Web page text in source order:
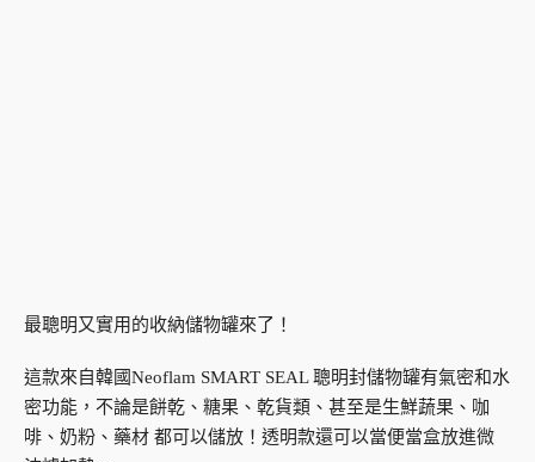
最聰明又實用的收納儲物罐來了！
這款來自韓國Neoflam SMART SEAL 聰明封儲物罐有氣密和水
密功能，不論是餅乾、糖果、乾貨類、甚至是生鮮蔬果、咖
啡、奶粉、藥材 都可以儲放！透明款還可以當便當盒放進微